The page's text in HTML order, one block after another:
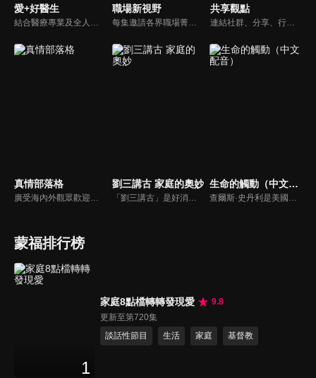
愛+好醫生
結合醫療專業及全人關懷的新型態節目，主持人黃瑽寧醫師親訪家庭，跨領域醫療顧問團全方位檢視，提供最完整、實用和正確的資訊來守護孩子的健康。
職場新視野
每集邀請各界職場菁英分享心路歷程與觀點，喬美倫老師也透過主題性的真理論述，幫助你我走入合神心意的職場文化。
共享觀點
連結社群、分享、行動的特色，運用講道學的架構，談論包含基要真理、生活話題及神學裝備三大面向主題。身為第六代基督徒，從小在教會中長大的周巽正，與第一代基督徒的廖文華，背景及生活經歷都不同，在節目中以輕鬆對談的方式，貢獻出不同角度的觀點。
真情部落格
廣受海內外觀眾歡迎的真情部落格，是以見證故事為主軸的訪談節目，由知名主播夏嘉璐主持，莊信德牧師、黃國倫牧師回應，來賓在節目中自在的暢談自己的生命歷程，這些最真實的生命見證也幫助許多人走出低谷。
劉三講古 家庭的奧妙
「劉三講古」是好消息最老牌的節目，除了加入戲劇元素「喳唸伯與長腳姨」外，並蒐集無數史料，找到美好而精彩的基督徒生命故事，好讓福音更輕鬆真實的呈現在觀眾眼前。
生命的觸動（中文配音）
查爾斯·史丹利是美國第一浸信會的主任牧師，也是In Touch Ministries的創始人，也是紐約時報暢銷書作家。
蒙福排行榜
1
家庭8點檔轉轉發現愛
9.8
更新至第720集
談話性節目
生活 家庭 基督教